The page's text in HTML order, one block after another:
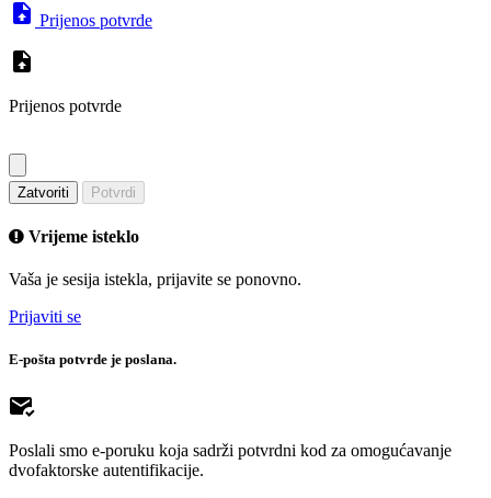
Prijenos potvrde
Prijenos potvrde
Zatvoriti Potvrdi
Vrijeme isteklo
Vaša je sesija istekla, prijavite se ponovno.
Prijaviti se
E-pošta potvrde je poslana.
Poslali smo e-poruku koja sadrži potvrdni kod za omogućavanje
dvofaktorske autentifikacije.